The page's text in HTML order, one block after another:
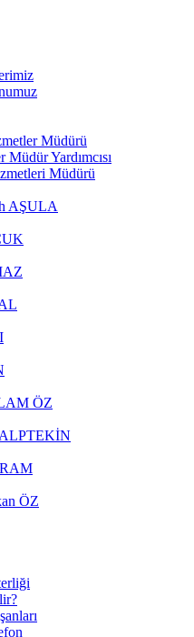
Müdürü
Yardımcısı
Müdürü
AŞULA
ÖZ
ALPTEKİN
ÖZ